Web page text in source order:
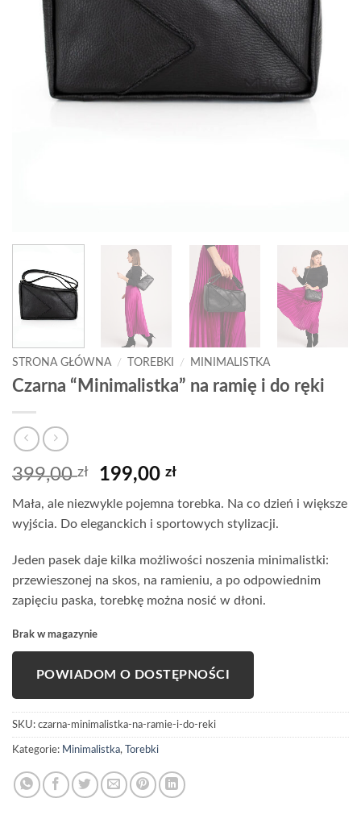
STRONA GŁÓWNA / TOREBKI / MINIMALISTKA
Czarna “Minimalistka” na ramię i do ręki
399,00zł
Pierwotna
wynosiła:
399,00 zł.
199,00złAktualna
wynosi:
199,00 zł.
Mała, ale niezwykle pojemna torebka. Na co dzień i większe
wyjścia. Do eleganckich i sportowych stylizacji.
Jeden pasek daje kilka możliwości noszenia minimalistki:
przewieszonej na skos, na ramieniu, a po odpowiednim
zapięciu paska, torebkę można nosić w dłoni.
Brak w magazynie
POWIADOM O DOSTĘPNOŚCI
SKU: czarna-minimalistka-na-ramie-i-do-reki
Kategorie: Minimalistka, Torebki